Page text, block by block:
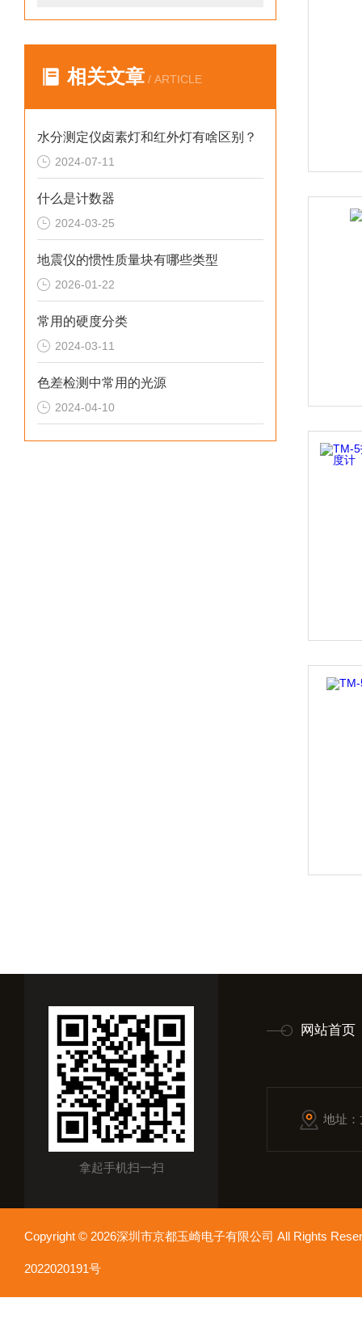
相关文章 / ARTICLE
水分测定仪卤素灯和红外灯有啥区别？
2024-07-11
什么是计数器
2024-03-25
地震仪的惯性质量块有哪些类型
2026-01-22
常用的硬度分类
2024-03-11
色差检测中常用的光源
2024-04-10
拿起手机扫一扫
网站首页
地址
Copyright © 2026深圳市京都玉崎电子有限公司 All Rights
2022020191号